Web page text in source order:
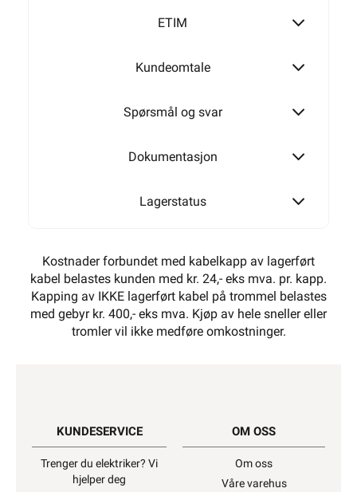
ETIM
Kundeomtale
Spørsmål og svar
Dokumentasjon
Lagerstatus
Kostnader forbundet med kabelkapp av lagerført
kabel belastes kunden med kr. 24,- eks mva. pr. kapp.
Kapping av IKKE lagerført kabel på trommel belastes
med gebyr kr. 400,- eks mva. Kjøp av hele sneller eller
tromler vil ikke medføre omkostninger.
KUNDESERVICE
Trenger du elektriker? Vi
hjelper deg
OM OSS
Om oss
Våre varehus